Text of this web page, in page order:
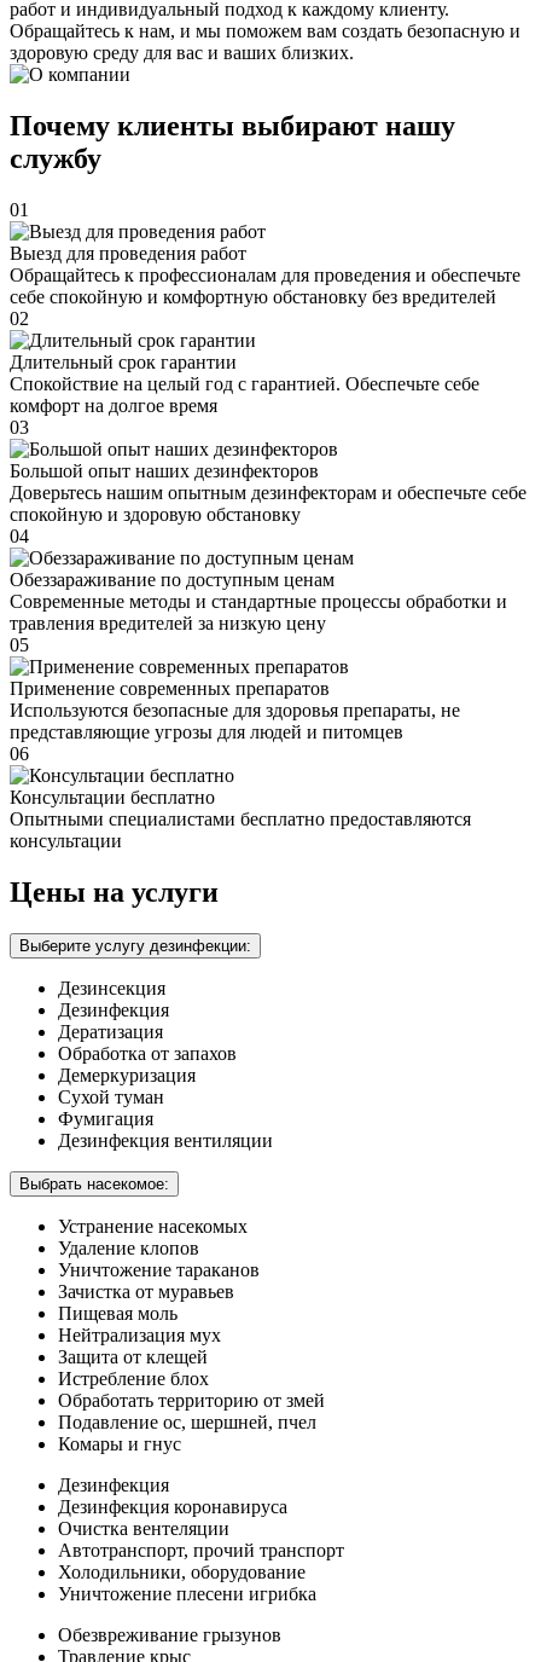
работ и индивидуальный подход к каждому клиенту.
Обращайтесь к нам, и мы поможем вам создать безопасную и
здоровую среду для вас и ваших близких.
Почему клиенты выбирают нашу
службу
01
Выезд для проведения работ
Обращайтесь к профессионалам для проведения и обеспечьте
себе спокойную и комфортную обстановку без вредителей
02
Длительный срок гарантии
Спокойствие на целый год с гарантией. Обеспечьте себе
комфорт на долгое время
03
Большой опыт наших дезинфекторов
Доверьтесь нашим опытным дезинфекторам и обеспечьте себе
спокойную и здоровую обстановку
04
Обеззараживание по доступным ценам
Современные методы и стандартные процессы обработки и
травления вредителей за низкую цену
05
Применение современных препаратов
Используются безопасные для здоровья препараты, не
представляющие угрозы для людей и питомцев
06
Консультации бесплатно
Опытными специалистами бесплатно предоставляются
консультации
Цены на услуги
Выберите услугу дезинфекции:
Дезинсекция
Дезинфекция
Дератизация
Обработка от запахов
Демеркуризация
Сухой туман
Фумигация
Дезинфекция вентиляции
Выбрать насекомое:
Устранение насекомых
Удаление клопов
Уничтожение тараканов
Зачистка от муравьев
Пищевая моль
Нейтрализация мух
Защита от клещей
Истребление блох
Обработать территорию от змей
Подавление ос, шершней, пчел
Комары и гнус
Дезинфекция
Дезинфекция коронавируса
Очистка вентеляции
Автотранспорт, прочий транспорт
Холодильники, оборудование
Уничтожение плесени игрибка
Обезвреживание грызунов
Травление крыс